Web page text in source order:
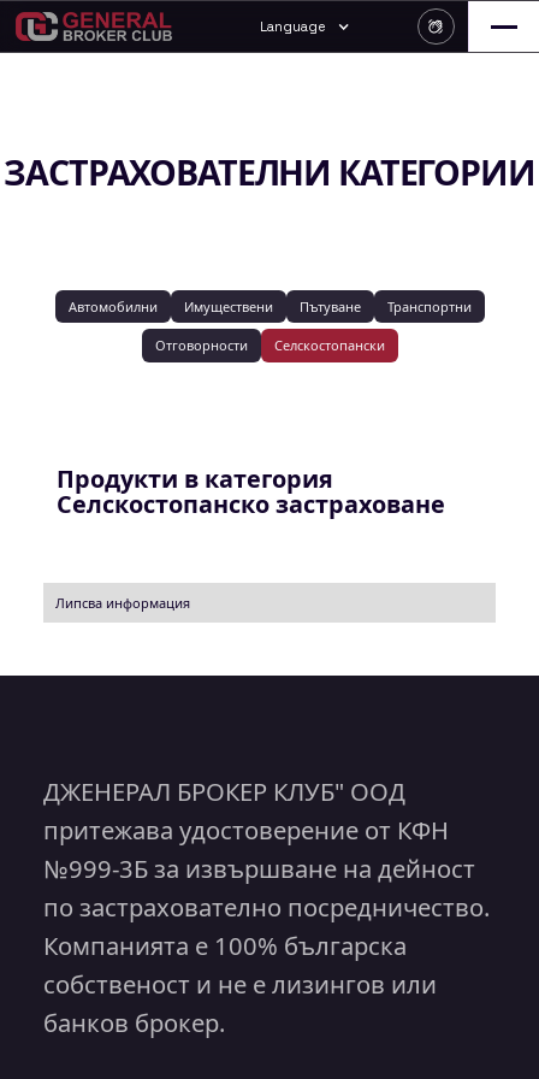
Language
ЗАСТРАХОВАТЕЛНИ КАТЕГОРИИ
Автомобилни Имуществени Пътуване Транспортни
Отговорности Селскостопански
Продукти в категория
Селскостопанско застраховане
Липсва информация
ДЖЕНЕРАЛ БРОКЕР КЛУБ" ООД
притежава удостоверение от КФН
№999-3Б за извършване на дейност
по застрахователно посредничество.
Компанията е 100% българска
собственост и не е лизингов или
банков брокер.